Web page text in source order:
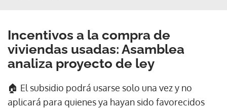
Incentivos a la compra de
viviendas usadas: Asamblea
analiza proyecto de ley
🏠 El subsidio podrá usarse solo una vez y no
aplicará para quienes ya hayan sido favorecidos